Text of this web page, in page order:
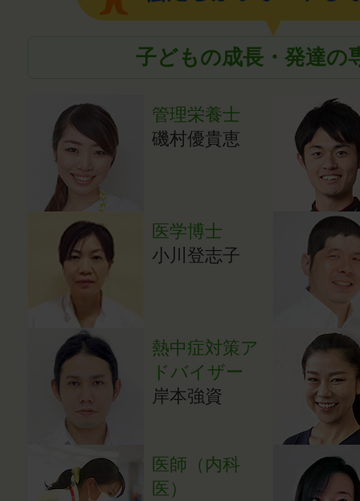
子どもの成長・発達の
管理栄養士
磯村優貴恵
医学博士
小川登志子
熱中症対策ア
ドバイザー
岸本強資
医師（内科
医）